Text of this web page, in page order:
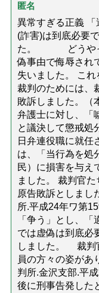
匿名
異常すぎる正義
(詐害)は到底必要
た。 どうやっ
偽事由で侮辱され
失いました。 こ
裁判のためには、
敗訴しました。（
弁護士に対し、「
と議決して懲戒処
日弁連役職に就任
は、「当行為を処
民）に損害を与え
ました。 裁判官
原告敗訴としまし
所.平成24年ワ第
「争う」とし、
では虚偽は到底必
しました。 裁判
員の方々の姿が
判所.金沢支部.平
後に刑事告発した